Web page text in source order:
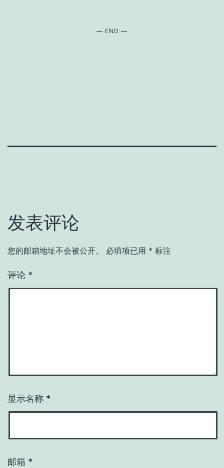
— END —
发表评论
您的邮箱地址不会被公开。 必填项已用 * 标注
评论 *
显示名称 *
邮箱 *